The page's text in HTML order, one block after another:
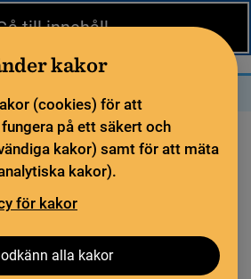
till innehåll
kakor
(cookies) för att
på ett säkert och
kakor) samt för att mäta
kakor).
för kakor
alla kakor
för plattformen Publicera
för
Publicera